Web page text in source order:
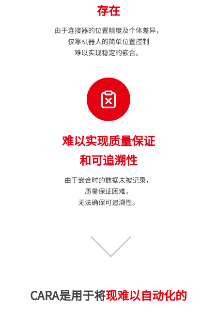
存在
由于连接器的位置精度及个体差异，
仅靠机器人的简单位置控制
难以实现稳定的嵌合。
难以实现质量保证
和可追溯性
由于嵌合时的数据未被记录，
质量保证困难，
无法确保可追溯性。
CARA是用于将现难以自动化的